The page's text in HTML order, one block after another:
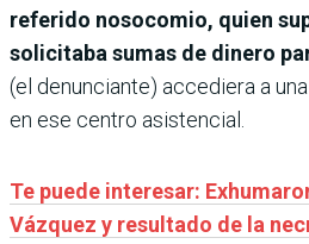
referido nosocomio, quien
solicitaba sumas de dinero
(el denunciante) accediera a
en ese centro asistencial.
Te puede interesar:
Vázquez y resultado de la